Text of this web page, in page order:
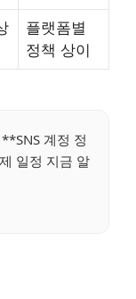
플랫폼별
정책 상이
계정 정
일정 지금 알